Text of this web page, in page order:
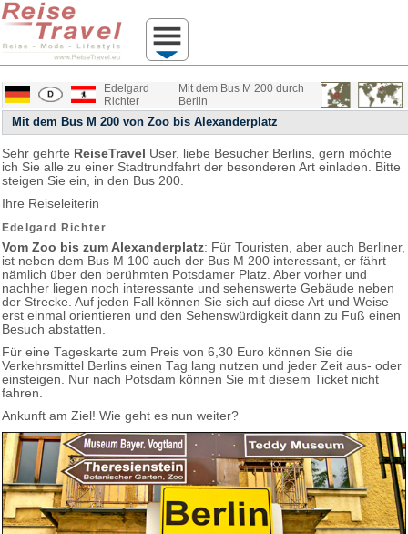
Edelgard
Richter
Mit dem Bus M 200 durch
Berlin
Mit dem Bus M 200 von Zoo bis Alexanderplatz
Sehr gehrte ReiseTravel User, liebe Besucher Berlins, gern möchte
ich Sie alle zu einer Stadtrundfahrt der besonderen Art einladen. Bitte
steigen Sie ein, in den Bus 200.
Ihre Reiseleiterin
Edelgard Richter
Vom Zoo bis zum Alexanderplatz: Für Touristen, aber auch Berliner,
ist neben dem Bus M 100 auch der Bus M 200 interessant, er fährt
nämlich über den berühmten Potsdamer Platz. Aber vorher und
nachher liegen noch interessante und sehenswerte Gebäude neben
der Strecke. Auf jeden Fall können Sie sich auf diese Art und Weise
erst einmal orientieren und den Sehenswürdigkeit dann zu Fuß einen
Besuch abstatten.
Für eine Tageskarte zum Preis von 6,30 Euro können Sie die
Verkehrsmittel Berlins einen Tag lang nutzen und jeder Zeit aus- oder
einsteigen. Nur nach Potsdam können Sie mit diesem Ticket nicht
fahren.
Ankunft am Ziel! Wie geht es nun weiter?